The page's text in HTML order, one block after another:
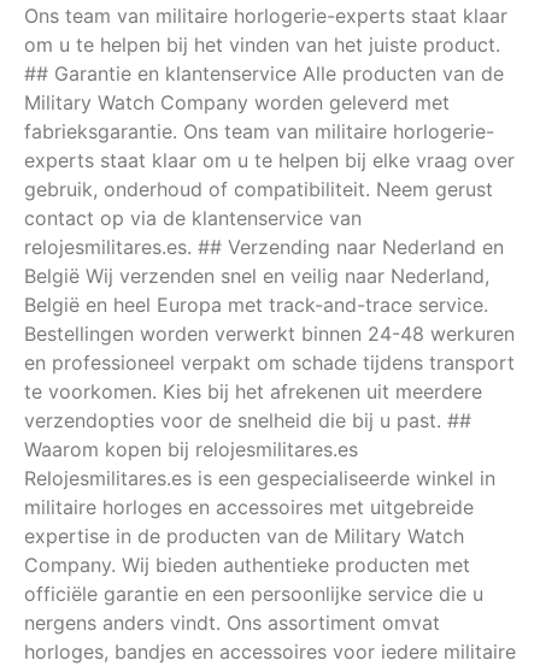
Ons team van militaire horlogerie-experts staat klaar
om u te helpen bij het vinden van het juiste product.
## Garantie en klantenservice Alle producten van de
Military Watch Company worden geleverd met
fabrieksgarantie. Ons team van militaire horlogerie-
experts staat klaar om u te helpen bij elke vraag over
gebruik, onderhoud of compatibiliteit. Neem gerust
contact op via de klantenservice van
relojesmilitares.es. ## Verzending naar Nederland en
België Wij verzenden snel en veilig naar Nederland,
België en heel Europa met track-and-trace service.
Bestellingen worden verwerkt binnen 24-48 werkuren
en professioneel verpakt om schade tijdens transport
te voorkomen. Kies bij het afrekenen uit meerdere
verzendopties voor de snelheid die bij u past. ##
Waarom kopen bij relojesmilitares.es
Relojesmilitares.es is een gespecialiseerde winkel in
militaire horloges en accessoires met uitgebreide
expertise in de producten van de Military Watch
Company. Wij bieden authentieke producten met
officiële garantie en een persoonlijke service die u
nergens anders vindt. Ons assortiment omvat
horloges, bandjes en accessoires voor iedere militaire